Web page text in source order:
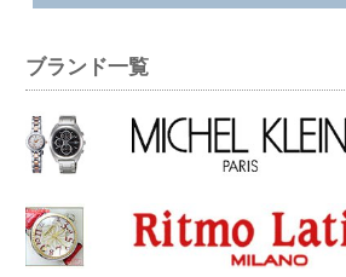
ブランド一覧